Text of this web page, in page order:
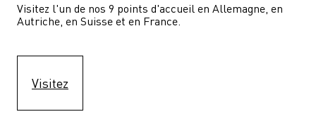
Visitez l'un de nos 9 points d'accueil en Allemagne, en
Autriche, en Suisse et en France.
Visitez